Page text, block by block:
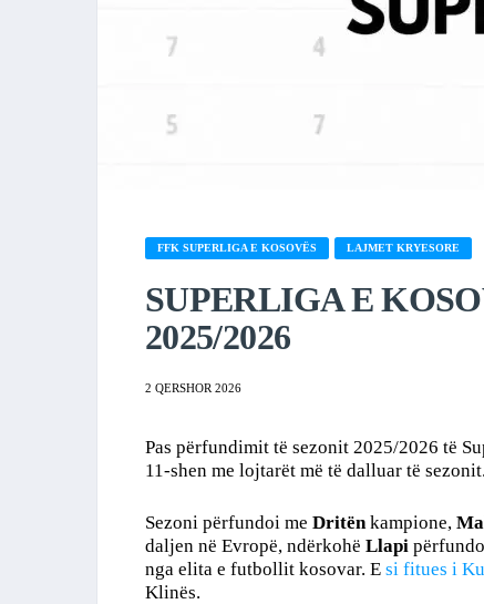
FFK SUPERLIGA E KOSOVËS LAJMET KRYESORE
SUPERLIGA E
2025/2026
2 QERSHOR 2026
Pas përfundimit të sezonit 2025/2026 të
11-shen me lojtarët më të dalluar të sezonit.
Sezoni përfundoi me Dritënkampione,
daljen në Evropë, ndërkohë Llapi
nga elita e futbollit kosovar. E si fitues i
Klinës.